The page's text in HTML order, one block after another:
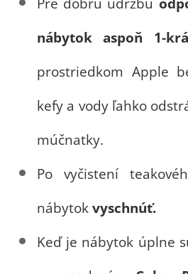
nábytok aspoň 1-
prostriedkom Apple
kefy a vody ľahko
múčnatky.
Po vyčistení
nábytok vyschnúť.
Keď je nábytok úplne